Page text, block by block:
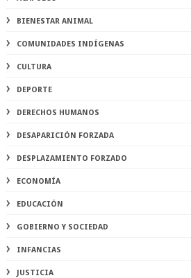
BIENESTAR ANIMAL
COMUNIDADES INDÍGENAS
CULTURA
DEPORTE
DERECHOS HUMANOS
DESAPARICIÓN FORZADA
DESPLAZAMIENTO FORZADO
ECONOMÍA
EDUCACIÓN
GOBIERNO Y SOCIEDAD
INFANCIAS
JUSTICIA